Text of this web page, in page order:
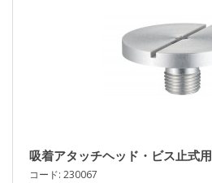
吸着アタッチヘッド・ビス止式用
コード: 230067